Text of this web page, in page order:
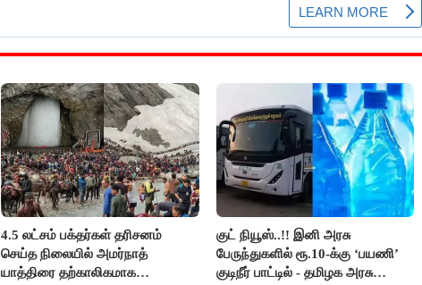
4.5 லட்சம் பக்தர்கள் தரிசனம்
செய்த நிலையில் அமர்நாத்
யாத்திரை தற்காலிகமாக
குட் நியூஸ்..!! இனி அரசு
பேருந்துகளில் ரூ.10-க்கு ‘பயணி’
குடிநீர் பாட்டில் - தமிழக அரசு